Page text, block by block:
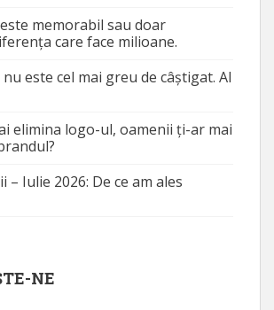
memorabil sau doar
care face milioane.
este cel mai greu de câștigat. Al
elimina logo-ul, oamenii ți-ar mai
– Iulie 2026: De ce am ales
NE